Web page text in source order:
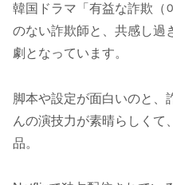
韓国ドラマ「有益な詐欺（
のない詐欺師と、共感し過
劇となっています。
脚本や設定が面白いのと、
んの演技力が素晴らしくて
品。